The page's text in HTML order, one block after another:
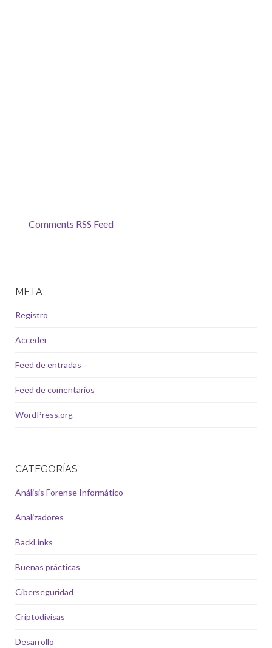
Comments RSS Feed
META
Registro
Acceder
Feed de entradas
Feed de comentarios
WordPress.org
CATEGORÍAS
Análisis Forense Informático
Analizadores
BackLinks
Buenas prácticas
Ciberseguridad
Criptodivisas
Desarrollo